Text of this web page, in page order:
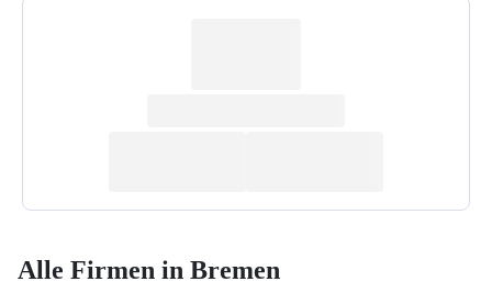
Alle Firmen in Bremen